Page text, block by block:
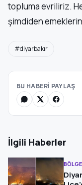
topluma evriliriz.
şimdiden
#diyarbakır
BU HABERİ PAYLAŞ
İlgili Haberler
BÖLGE